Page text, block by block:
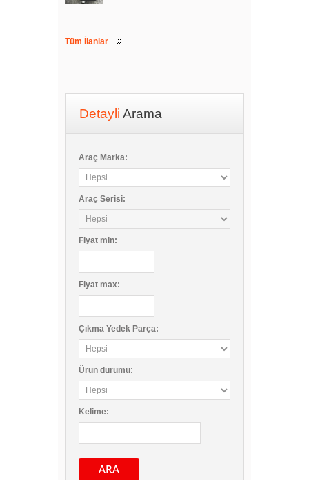
Tüm İlanlar
Detayli Arama
Araç Marka:
Araç Serisi:
Fiyat min:
Fiyat max:
Çıkma Yedek Parça:
Ürün durumu:
Kelime:
ARA